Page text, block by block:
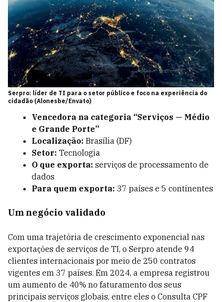
Serpro: líder de TI para o setor público e foco na experiência do
cidadão (Alonesbe/Envato)
Vencedora na categoria “Serviços — Médio
e Grande Porte”
Localização: Brasília (DF)
Setor: Tecnologia
O que exporta: serviços de processamento de
dados
Para quem exporta: 37 países e 5 continentes
Um negócio validado
Com uma trajetória de crescimento exponencial nas
exportações de serviços de TI, o Serpro atende 94
clientes internacionais por meio de 250 contratos
vigentes em 37 países. Em 2024, a empresa registrou
um aumento de 40% no faturamento dos seus
principais serviços globais, entre eles o Consulta CPF